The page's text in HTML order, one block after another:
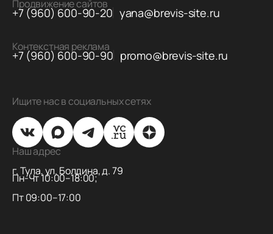
Ищите нас в социальных сетях
Наш адрес
г. Тула, ул. Болдина, д. 79
Пн-Чт 10:00–18:00;
Пт 09:00–17:00
Продвижение сайтов
+7 (960) 600-90-20 yana@brevis-site.ru
Контекстная реклама
+7 (960) 600-90-90 promo@brevis-site.ru